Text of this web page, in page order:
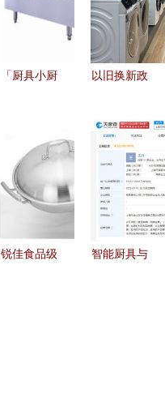
「厨具小厨
厨房的革命
性之选
以旧换新政
新增长 家
电厨卫订单
量同比攀升
64%
锐佳食品级
智能厨具与